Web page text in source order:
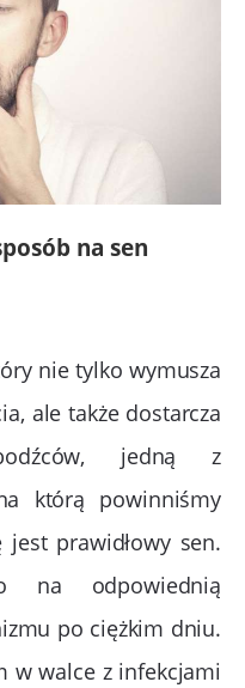
na sen
nie tylko wymusza
ale także dostarcza
jedną z
którą powinniśmy
jest prawidłowy sen.
na odpowiednią
po ciężkim dniu.
w walce z infekcjami